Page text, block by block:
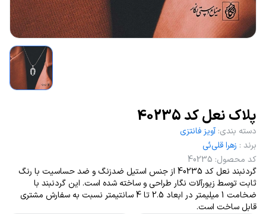
پلاک نعل کد 40235
دسته بندی: آویز فانتزی
برند : زهرا قلی‌ئی
کد محصول:
40235
گردنبند نعل کد 40235 از جنس استیل ضدزنگ و ضد حساسیت با رنگ
ثابت توسط زیورآلات نگار طراحی و ساخته شده است. این گردنبند با
ضخامت 1 میلیمتر در ابعاد 2.5 تا 4 سانتیمتر نسبت به سفارش مشتری
قابل ساخت است.